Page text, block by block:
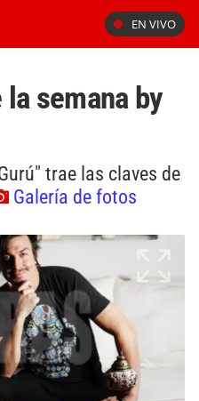
EN VIVO
semana by
trae las claves de
Galería de fotos